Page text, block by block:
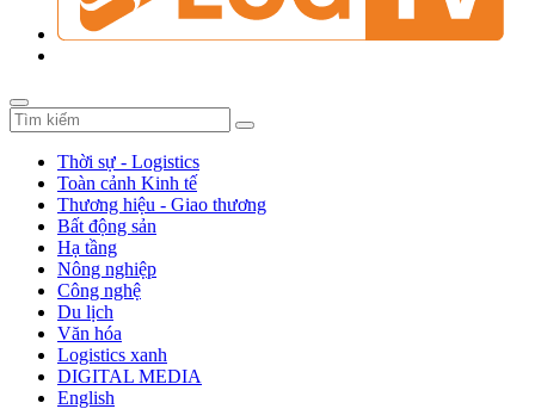
Thời sự - Logistics
Toàn cảnh Kinh tế
Thương hiệu - Giao thương
Bất động sản
Hạ tầng
Nông nghiệp
Công nghệ
Du lịch
Văn hóa
Logistics xanh
DIGITAL MEDIA
English